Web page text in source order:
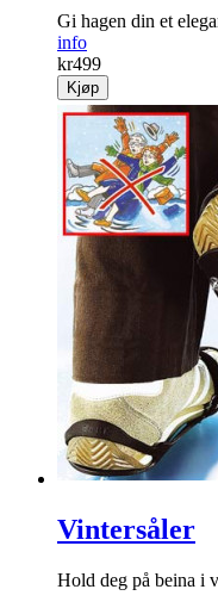
Gi hagen din et
info
kr499
Kjøp
Vintersåler
Hold deg på beina i